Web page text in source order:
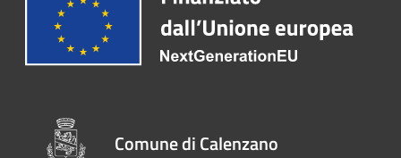
Comune di Calenzano